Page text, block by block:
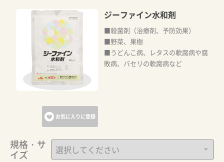
お気に入りに登録
ジーファイン水和剤
■殺菌剤（治療剤、予防効果）
■野菜、果樹
■うどんこ病、レタスの軟腐病や腐
敗病、パセリの軟腐病など
規格・サ
イズ